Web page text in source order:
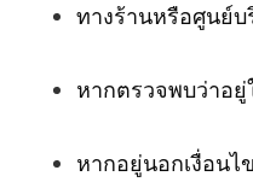
ทางร้านหรือศูนย์
หากตรวจพบว่าอ
หากอยู่นอกเงื่อนไ